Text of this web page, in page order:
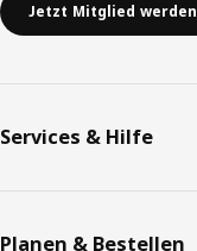
Jetzt Mitglied werden
Services & Hilfe
Planen & Bestellen